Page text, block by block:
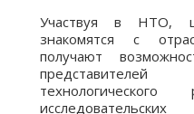
Участвуя в НТО,
знакомятся с
получают